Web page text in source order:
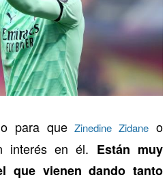
para queZinedine Zidane o
interés en él. Están muy
que vienen dando tanto